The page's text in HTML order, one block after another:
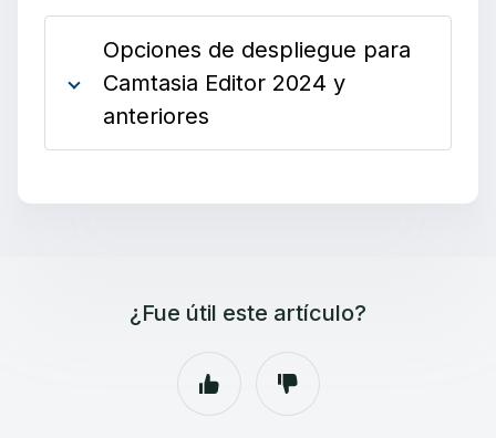
Opciones de despliegue para
Camtasia Editor 2024 y
anteriores
¿Fue útil este artículo?